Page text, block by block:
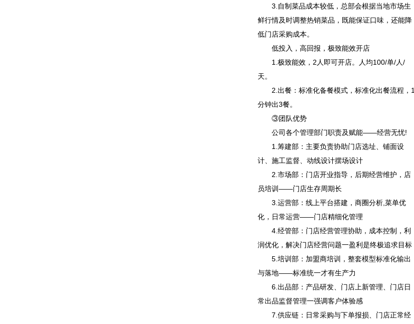
3.自制菜品成本较低，总部会根据当地市场生
鲜行情及时调整热销菜品，既能保证口味，还能降
低门店采购成本。
低投入，高回报，极致能效开店
1.极致能效，2人即可开店。人均100/单/人/
天。
2.出餐：标准化备餐模式，标准化出餐流程，1
分钟出3餐。
③团队优势
公司各个管理部门职责及赋能——经营无忧!
1.筹建部：主要负责协助门店选址、铺面设
计、施工监督、动线设计摆场设计
2.市场部：门店开业指导，后期经营维护，店
员培训——门店生存周期长
3.运营部：线上平台搭建，商圈分析,菜单优
化，日常运营——门店精细化管理
4.经管部：门店经营管理协助，成本控制，利
润优化，解决门店经营问题一盈利是终极追求目标
5.培训部：加盟商培训，整套模型标准化输出
与落地——标准统一才有生产力
6.出品部：产品研发、门店上新管理、门店日
常出品监督管理一强调客户体验感
7.供应链：日常采购与下单报损、门店正常经